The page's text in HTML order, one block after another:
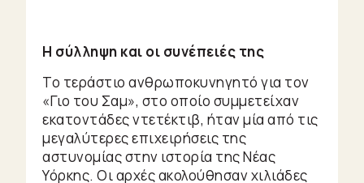
Η σύλληψη και οι συνέπειές της
Το τεράστιο ανθρωποκυνηγητό για τον
«Γιο του Σαμ», στο οποίο συμμετείχαν
εκατοντάδες ντετέκτιβ, ήταν μία από τις
μεγαλύτερες επιχειρήσεις της
αστυνομίας στην ιστορία της Νέας
Υόρκης. Οι αρχές ακολούθησαν χιλιάδες